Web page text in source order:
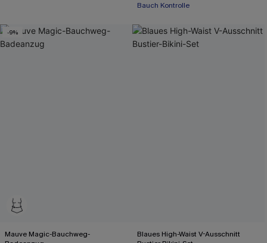
Bauch Kontrolle
-9%
Mauve Magic-Bauchweg-
Blaues High-Waist V-Ausschnitt